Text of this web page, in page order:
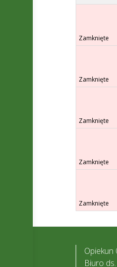
Zamknięte
Zamknięte
Zamknięte
Zamknięte
Zamknięte
Opiekun
Biuro